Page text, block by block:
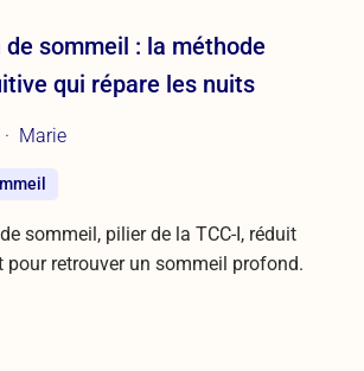
sommeil : la méthode
qui répare les nuits
Marie
sommeil, pilier de la TCC-I, réduit
pour retrouver un sommeil profond.